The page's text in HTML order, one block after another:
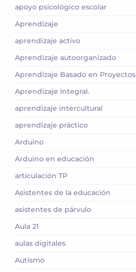
apoyo psicológico escolar
Aprendizaje
aprendizaje activo
Aprendizaje autoorganizado
Aprendizaje Basado en Proyectos
Aprendizaje Integral.
aprendizaje intercultural
aprendizaje práctico
Arduino
Arduino en educación
articulación TP
Asistentes de la educación
asistentes de párvulo
Aula 21
aulas digitales
Autismo